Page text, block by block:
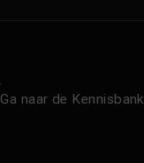
Ga naar de Kennisbank